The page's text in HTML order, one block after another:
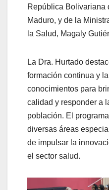
República Bolivariana
Maduro, y de la
la Salud, Magaly
La Dra. Hurtado
formación continua y
conocimientos para
calidad y responder a
población. El
diversas áreas
de impulsar la
el sector salud.